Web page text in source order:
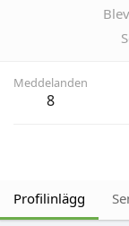
Meddelanden
8
Profilinlägg